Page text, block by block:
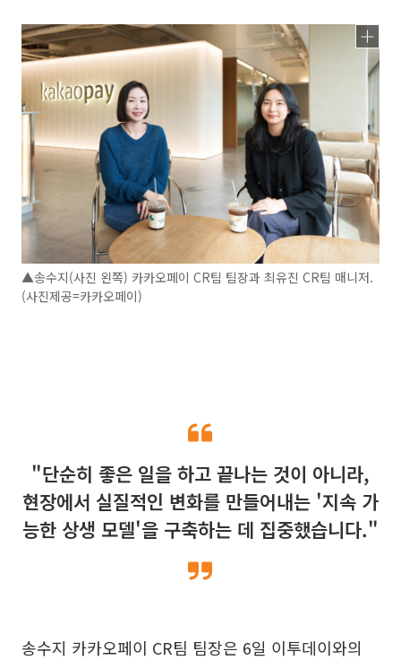
▲송수지(사진 왼쪽) 카카오페이 CR팀 팀장과 최유진 CR팀 매니저.
(사진제공=카카오페이)
"단순히 좋은 일을 하고 끝나는 것이 아니라,
현장에서 실질적인 변화를 만들어내는 '지속 가
능한 상생 모델'을 구축하는 데 집중했습니다."
송수지 카카오페이 CR팀 팀장은 6일 이투데이와의